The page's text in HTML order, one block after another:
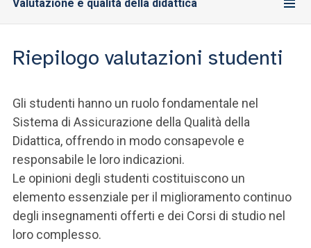
Valutazione e qualità della didattica
Riepilogo valutazioni studenti
Gli studenti hanno un ruolo fondamentale nel
Sistema di Assicurazione della Qualità della
Didattica, offrendo in modo consapevole e
responsabile le loro indicazioni.
Le opinioni degli studenti costituiscono un
elemento essenziale per il miglioramento continuo
degli insegnamenti offerti e dei Corsi di studio nel
loro complesso.